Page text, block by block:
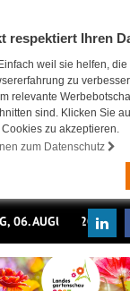
respektiert Ihren
weil sie helfen, die
zu
relevante
sind. Klicken Sie
zu akzeptieren.
zum Datenschutz
06. AUGUST 2026